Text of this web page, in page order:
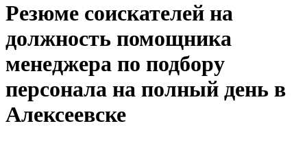
Резюме соискателей на
должность помощника
менеджера по подбору
персонала на полный день в
Алексеевске